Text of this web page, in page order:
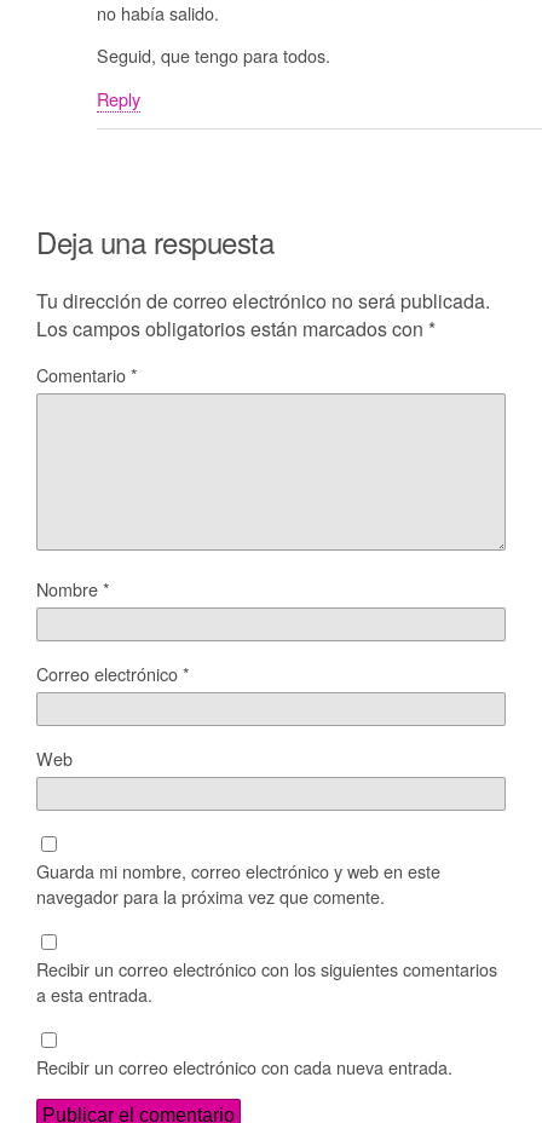
no había salido.
Seguid, que tengo para todos.
Reply
Deja una respuesta
Tu dirección de correo electrónico no será publicada.
Los campos obligatorios están marcados con *
Comentario*
Nombre*
Correo electrónico*
Web
Guarda mi nombre, correo electrónico y web en este
navegador para la próxima vez que comente.
Recibir un correo electrónico con los siguientes comentarios
a esta entrada.
Recibir un correo electrónico con cada nueva entrada.